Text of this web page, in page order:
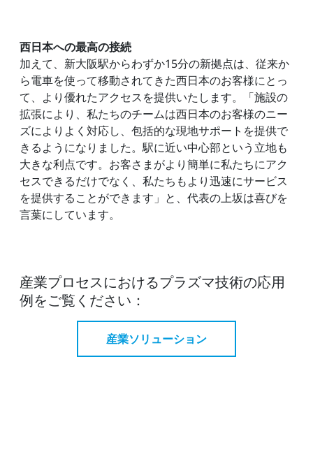
西日本への最高の接続
加えて、新大阪駅からわずか15分の新拠点は、従来か
ら電車を使って移動されてきた西日本のお客様にとっ
て、より優れたアクセスを提供いたします。「施設の
拡張により、私たちのチームは西日本のお客様のニー
ズによりよく対応し、包括的な現地サポートを提供で
きるようになりました。駅に近い中心部という立地も
大きな利点です。お客さまがより簡単に私たちにアク
セスできるだけでなく、私たちもより迅速にサービス
を提供することができます」と、代表の上坂は喜びを
言葉にしています。
産業プロセスにおけるプラズマ技術の応用
例をご覧ください：
産業ソリューション